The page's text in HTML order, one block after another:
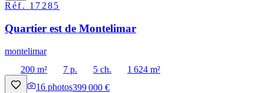
Réf. 17285
Quartier est de Montelimar
montelimar
200 m²
7 p. 5 ch.
1 624 m²
16 photos399 000 €